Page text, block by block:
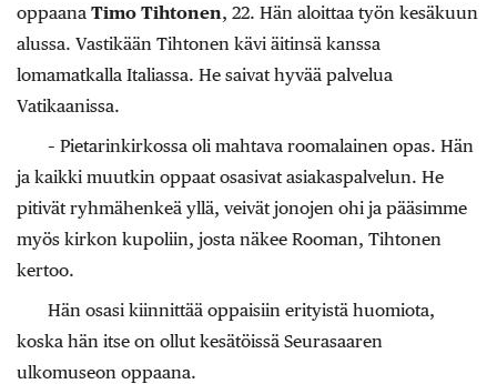
oppaana Timo Tihtonen, 22. Hän aloittaa työn kesäkuun
alussa. Vastikään Tihtonen kävi äitinsä kanssa
lomamatkalla Italiassa. He saivat hyvää palvelua
Vatikaanissa.
– Pietarinkirkossa oli mahtava roomalainen opas. Hän
ja kaikki muutkin oppaat osasivat asiakaspalvelun. He
pitivät ryhmähenkeä yllä, veivät jonojen ohi ja pääsimme
myös kirkon kupoliin, josta näkee Rooman, Tihtonen
kertoo.
Hän osasi kiinnittää oppaisiin erityistä huomiota,
koska hän itse on ollut kesätöissä Seurasaaren
ulkomuseon oppaana.